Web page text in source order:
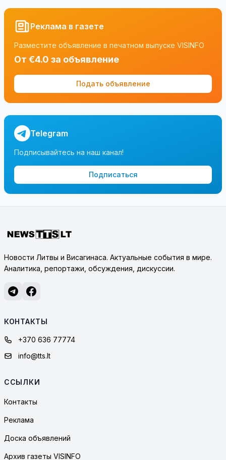
Реклама в газете
Разместите объявление в печатном выпуске VISINFO
От €4.0 за объявление
Подать объявление
Telegram
Подписывайтесь на наш канал!
Подписаться
Новости Литвы и Висагинаса. Актуальные события в мире.
Аналитика, репортажи, обсуждения, дискуссии.
КОНТАКТЫ
+370 636 77774
info@tts.lt
ССЫЛКИ
Контакты
Реклама
Доска объявлений
Архив газеты VISINFO